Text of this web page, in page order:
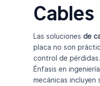
Las solucionesde
placa no son
control de
Énfasis en
mecánicas